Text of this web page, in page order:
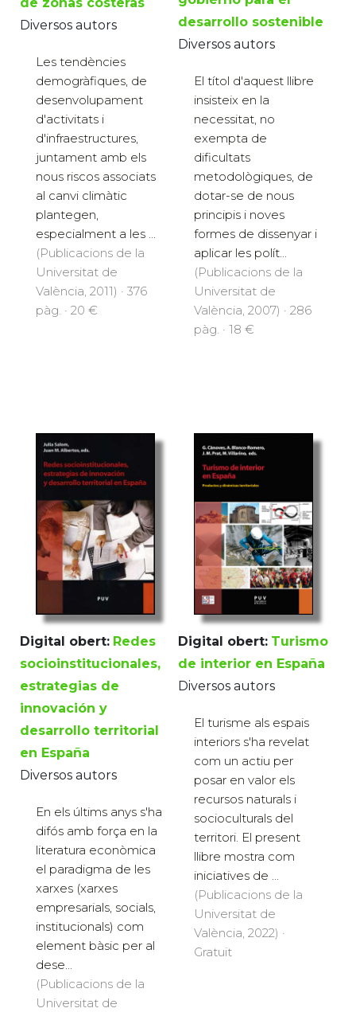
Diversos autors
Les tendències
demogràfiques, de
desenvolupament
d'activitats i
d'infraestructures,
juntament amb els
nous riscos associats
al canvi climàtic
plantegen,
especialment a les ...
(Publicacions de la
Universitat de
València, 2011) · 376
pàg. · 20 €
desarrollo sostenible
Diversos autors
El títol d'aquest llibre
insisteix en la
necessitat, no
exempta de
dificultats
metodològiques, de
dotar-se de nous
principis i noves
formes de dissenyar i
aplicar les polít...
(Publicacions de la
Universitat de
València, 2007) · 286
pàg. · 18 €
Digital obert: Redes
socioinstitucionales,
estrategias de
innovación y
desarrollo territorial
en España
Diversos autors
En els últims anys s'ha
difós amb força en la
literatura econòmica
el paradigma de les
xarxes (xarxes
empresarials, socials,
institucionals) com
element bàsic per al
dese...
(Publicacions de la
Universitat de
Digital obert: Turismo
de interior en España
Diversos autors
El turisme als espais
interiors s'ha revelat
com un actiu per
posar en valor els
recursos naturals i
socioculturals del
territori. El present
llibre mostra com
iniciatives de ...
(Publicacions de la
Universitat de
València, 2022) ·
Gratuït